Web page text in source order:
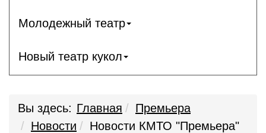
Молодежный театр
Новый театр кукол
Вы здесь: Главная
Премьера
Новости
Новости КМТО "Премьера"